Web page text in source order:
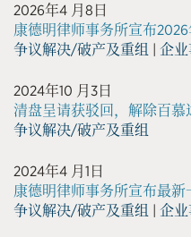
2026年4 月8日
康德明律师事务所宣布
争议解决/破产及重组 | 企
2024年10 月3日
清盘呈请获驳回，解除百
争议解决/破产及重组
2024年4 月1日
康德明律师事务所宣布最新
争议解决/破产及重组 | 企